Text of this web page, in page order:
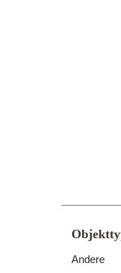
Andere